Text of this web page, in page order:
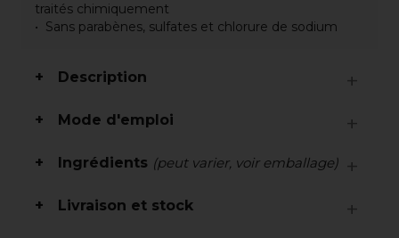
traités chimiquement
Sans parabènes, sulfates et chlorure de sodium
Description
Mode d'emploi
Ingrédients (peut varier, voir emballage)
Livraison et stock